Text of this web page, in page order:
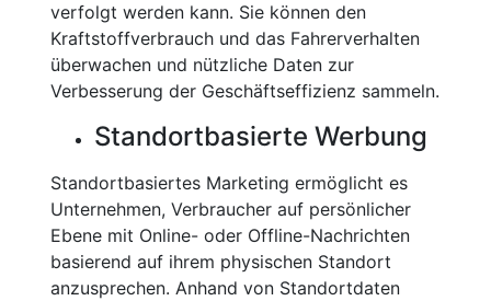
verfolgt werden kann. Sie können den
Kraftstoffverbrauch und das Fahrerverhalten
überwachen und nützliche Daten zur
Verbesserung der Geschäftseffizienz sammeln.
Standortbasierte Werbung
Standortbasiertes Marketing ermöglicht es
Unternehmen, Verbraucher auf persönlicher
Ebene mit Online- oder Offline-Nachrichten
basierend auf ihrem physischen Standort
anzusprechen. Anhand von Standortdaten